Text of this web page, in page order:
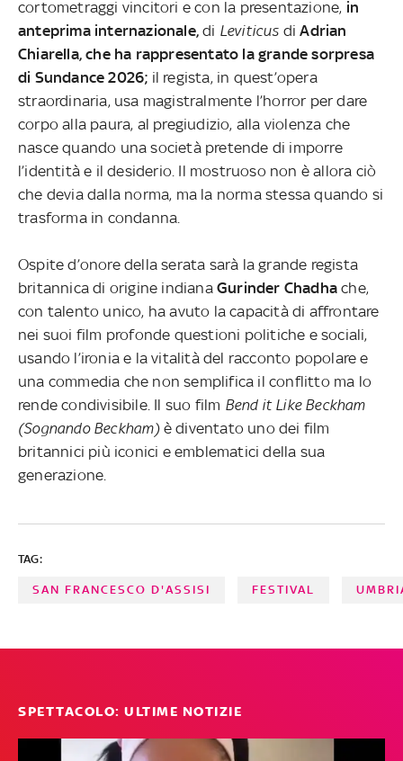
cortometraggi vincitori e con la presentazione, in
anteprima internazionale, di Leviticus diAdrian
Chiarella, che ha rappresentato la grande sorpresa
di Sundance 2026; il regista, in quest’opera
straordinaria, usa magistralmente l’horror per dare
corpo alla paura, al pregiudizio, alla violenza che
nasce quando una società pretende di imporre
l’identità e il desiderio. Il mostruoso non è allora ciò
che devia dalla norma, ma la norma stessa quando si
trasforma in condanna.
Ospite d’onore della serata sarà la grande regista
britannica di origine indiana Gurinder Chadha che,
con talento unico, ha avuto la capacità di affrontare
nei suoi film profonde questioni politiche e sociali,
usando l’ironia e la vitalità del racconto popolare e
una commedia che non semplifica il conflitto ma lo
rende condivisibile. Il suo film Bend it Like Beckham
(Sognando Beckham)è diventato uno dei film
britannici più iconici e emblematici della sua
generazione.
TAG:
SAN FRANCESCO D'ASSISI FESTIVAL
SPETTACOLO: ULTIME NOTIZIE